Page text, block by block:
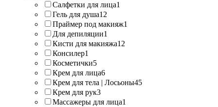
Салфетки для лица1
Гель для душа12
Праймер под макияж1
Для депиляции1
Кисти для макияжа12
Консилер1
Косметички5
Крем для лица6
Крем для тела | Лосьоны45
Крем для рук3
Массажеры для лица1